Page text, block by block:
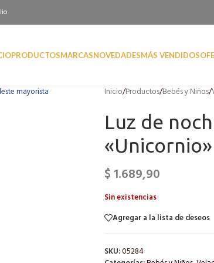
PRODUCTOSMARCASNOVEDADESMÁS VENDIDOS
Inicio/Productos/Bebés y Niños/
Luz de
$1.689,90
Sin existencias
Agregar a la lista de deseos
SKU:05284